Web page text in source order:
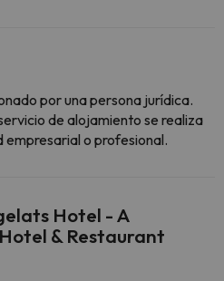
por una persona jurídica.
de alojamiento se realiza
empresarial o profesional.
Hotel - A
& Restaurant